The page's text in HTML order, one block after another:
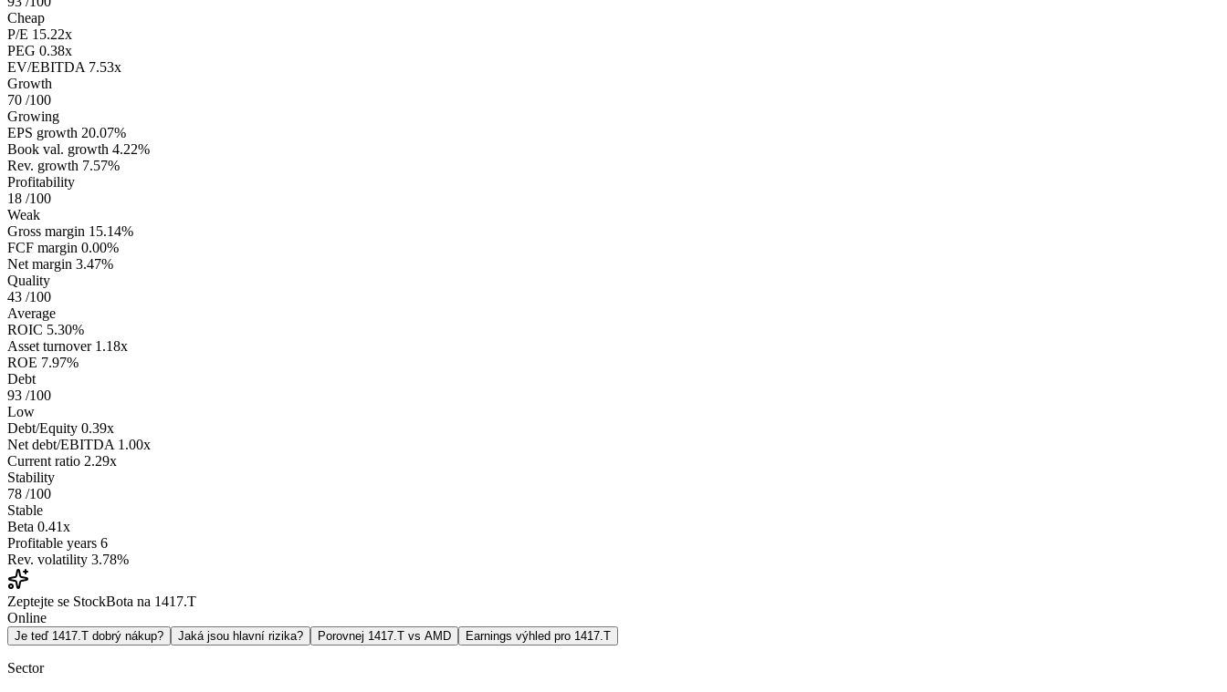
Cheap
P/E 15.22x
PEG 0.38x
EV/EBITDA 7.53x
Growth
70 /100
Growing
EPS growth 20.07%
Book val. growth 4.22%
Rev. growth 7.57%
Profitability
18 /100
Weak
Gross margin 15.14%
FCF margin 0.00%
Net margin 3.47%
Quality
43 /100
Average
ROIC 5.30%
Asset turnover 1.18x
ROE 7.97%
Debt
93 /100
Low
Debt/Equity 0.39x
Net debt/EBITDA 1.00x
Current ratio 2.29x
Stability
78 /100
Stable
Beta 0.41x
Profitable years 6
Rev. volatility 3.78%
Zeptejte se StockBota na 1417.T
Online
Je teď 1417.T dobrý nákup? Jaká jsou hlavní rizika? Porovnej 1417.T vs AMD Earnings výhled pro 1417.T
Sector